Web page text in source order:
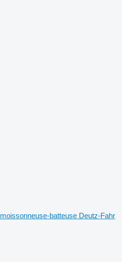
moissonneuse-batteuse Deutz-Fahr